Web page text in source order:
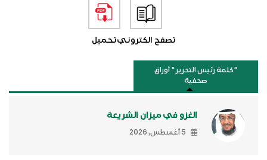
تصفح الكترونيتحميل
"كلمة رئيس التحرير " أوراق
صحفية
الغزو في ميزان الشريعة
5 أغسطس, 2026